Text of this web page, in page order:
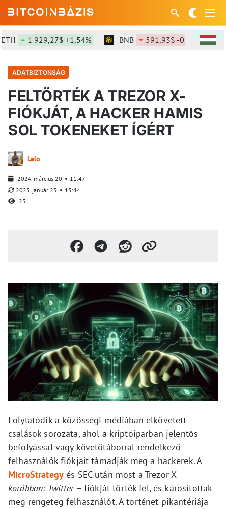
1 929,27$ +1,54% BNB 591,93$ -0,13%
ADATBIZTONSÁG
FELTÖRTÉK A TREZOR X-
FIÓKJÁT, A HACKER HAMIS
SOL TOKENEKET ÍGÉRT
Lelo
2024. március 20.
11:47
2025. január 23.
15:44
23
Folytatódik a közösségi médiában elkövetett
csalások sorozata, ahol a kriptoiparban jelentős
befolyással vagy követőtáborral rendelkező
felhasználók fiókjait támadják meg a hackerek. A
MicroStrategyés SEC után most a Trezor X –
korábban: Twitter– fiókját törték fel, és károsítottak
meg rengeteg felhasználót. A történet pikantériája